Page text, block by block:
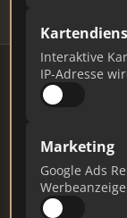
Interaktive
IP-Adresse
Marketing
Google Ads
#